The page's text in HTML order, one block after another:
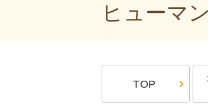
ヒューマ
TOP